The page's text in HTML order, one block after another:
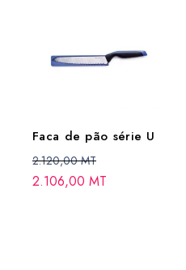
Faca de pão série U
2.120,00MT
2.106,00 MT